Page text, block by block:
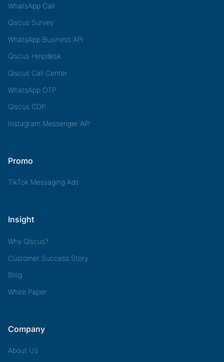
WhatsApp Call
Qiscus Survey
WhatsApp Business API
Qiscus Helpdesk
Qiscus Call Center
WhatsApp OTP
Qiscus CDP
Instagram Messenger API
Promo
TikTok Messaging Ads
Insight
Why Qiscus?
Customer Success Story
Blog
White Paper
Company
About Us